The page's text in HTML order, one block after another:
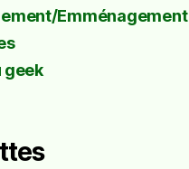
Emménagement
geek